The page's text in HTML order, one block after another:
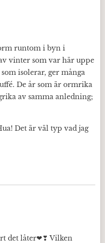
runtom i byn i
vinter som var här uppe
isolerar, ger många
De år som är ormrika
av samma anledning;
Det är väl typ vad jag
det låter❤❣ Vilken